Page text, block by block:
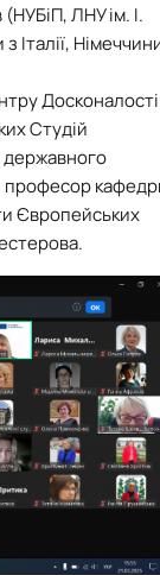
ЛНУ ім. І.
Італії,
Досконалості
Студій
державного
професор
Європейських